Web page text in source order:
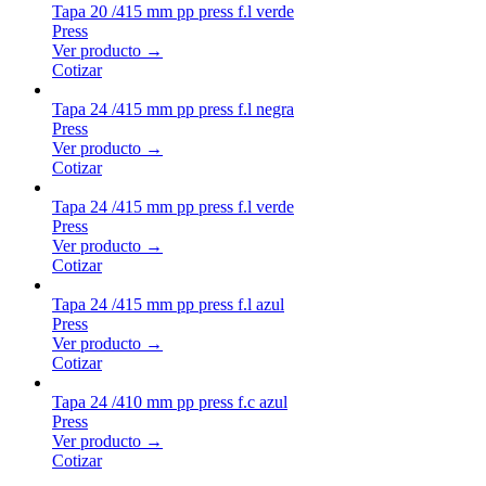
Tapa 20 /415 mm pp press f.l verde
Press
Ver producto →
Cotizar
Tapa 24 /415 mm pp press f.l negra
Press
Ver producto →
Cotizar
Tapa 24 /415 mm pp press f.l verde
Press
Ver producto →
Cotizar
Tapa 24 /415 mm pp press f.l azul
Press
Ver producto →
Cotizar
Tapa 24 /410 mm pp press f.c azul
Press
Ver producto →
Cotizar